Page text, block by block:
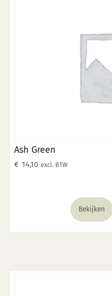
Ash Green
€ 14,10 excl. BTW
Bekijken